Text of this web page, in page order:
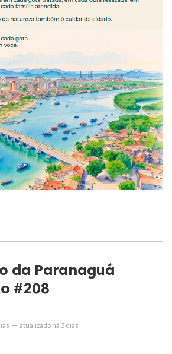
da Paranaguá
#208
— atualizado há 3 dias